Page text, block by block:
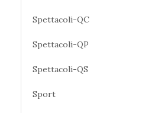
Spettacoli-QC
Spettacoli-QP
Spettacoli-QS
Sport